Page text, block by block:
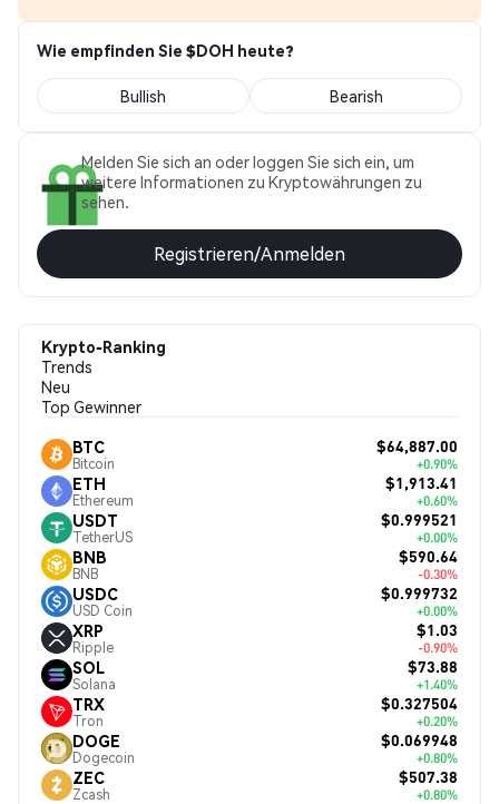
Wie empfinden Sie $DOH heute?
Bullish Bearish
Melden Sie sich an oder loggen Sie sich ein, um
weitere Informationen zu Kryptowährungen zu
sehen.
Registrieren/Anmelden
Krypto-Ranking
Trends
Neu
Top Gewinner
BTC
Bitcoin
$64,887.00
+0.90%
ETH
Ethereum
$1,913.41
+0.60%
USDT
TetherUS
$0.999521
+0.00%
BNB
BNB
$590.64
-0.30%
USDC
USD Coin
$0.999732
+0.00%
XRP
Ripple
$1.03
-0.90%
SOL
Solana
$73.88
+1.40%
TRX
Tron
$0.327504
+0.20%
DOGE
Dogecoin
$0.069948
+0.80%
ZEC
Zcash
$507.38
+0.80%